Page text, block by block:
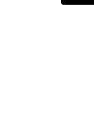
マルシェバッグ